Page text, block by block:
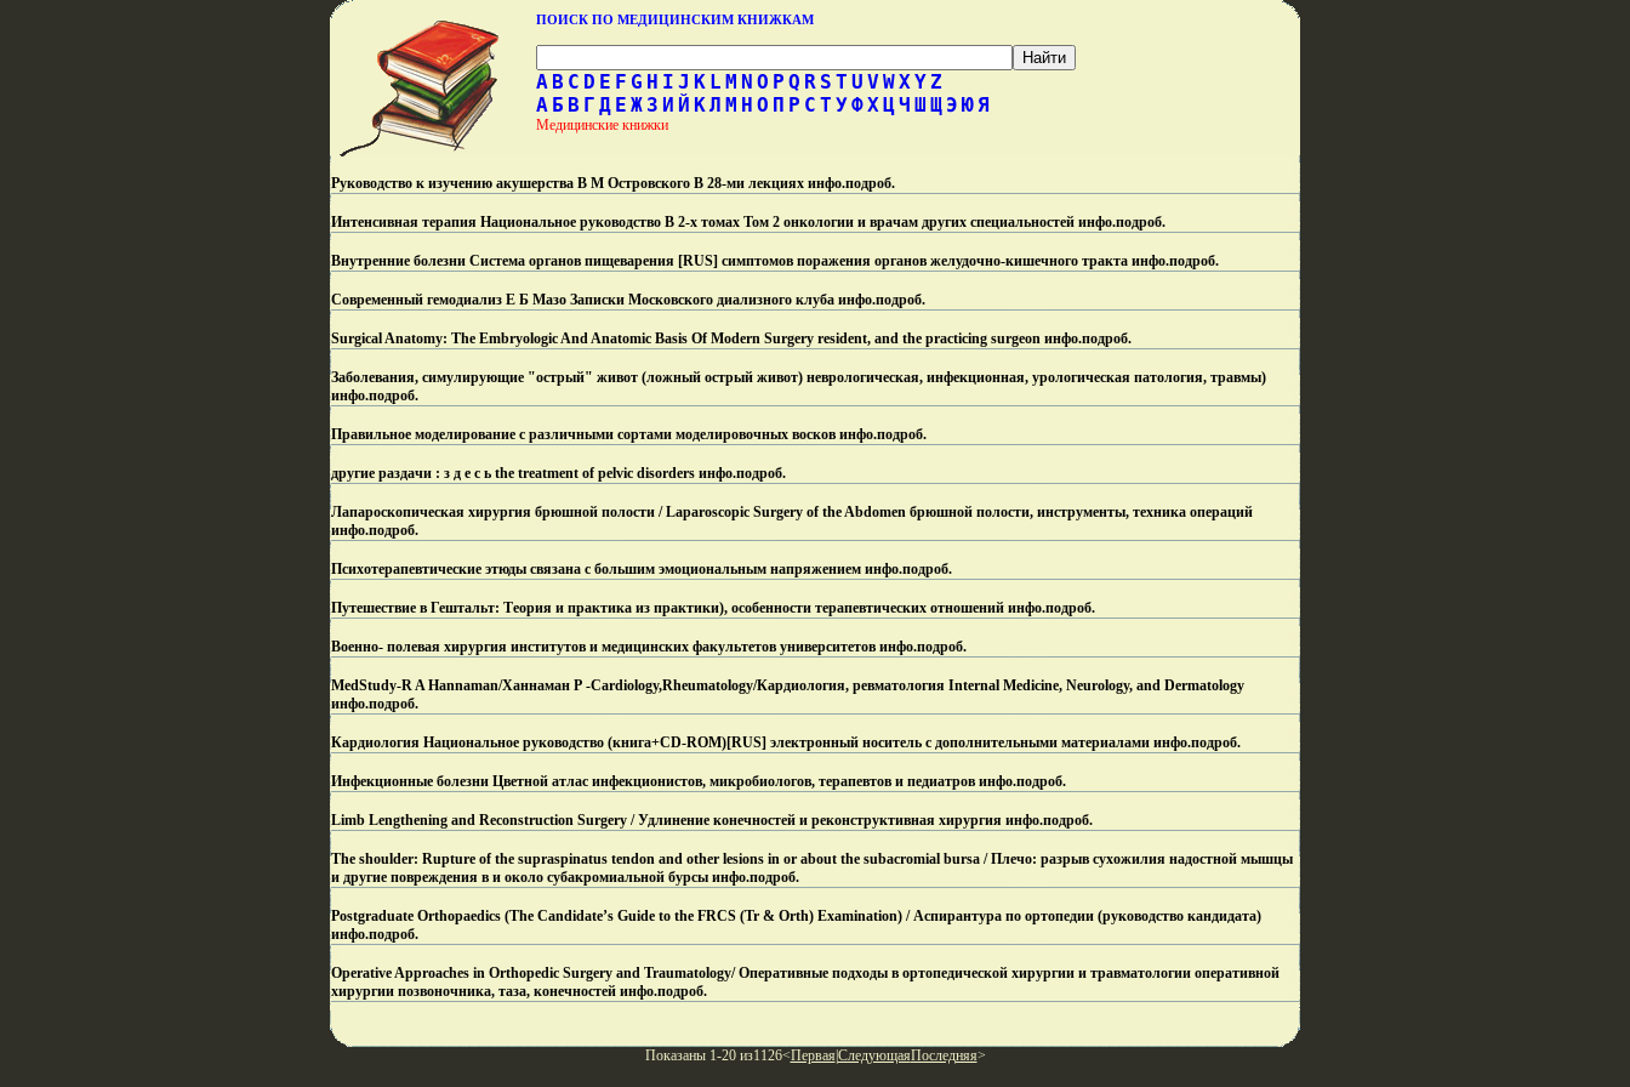
ПОИСК ПО МЕДИЦИНСКИМ КНИЖКАМ
A B C D E F G H I J K L M N O P Q R S T U V WXY Z
А Б В Г Д Е Ж З И Й КЛ М Н О П Р С Т УФХЦЧ Ш Щ Э ЮЯ
Медицинские книжки
Руководство к изучению акушерства В М Островского В 28-ми лекциях инфо.подроб.
Интенсивная терапия Национальное руководство В 2-х томах Том 2 онкологии и врачам других специальностей инфо.подроб.
Внутренние болезни Система органов пищеварения [RUS] симптомов поражения органов желудочно-кишечного тракта инфо.подроб.
Современный гемодиализ Е Б Мазо Записки Московского диализного клуба инфо.подроб.
Surgical Anatomy: The Embryologic And Anatomic Basis Of Modern Surgery resident, and the practicing surgeon инфо.подроб.
Заболевания, симулирующие "острый" живот (ложный острый живот) неврологическая, инфекционная, урологическая патология, травмы)
инфо.подроб.
Правильное моделирование с различными сортами моделировочных восков инфо.подроб.
другие раздачи : з д е с ь the treatment of pelvic disorders инфо.подроб.
Лапароскопическая хирургия брюшной полости / Laparoscopic Surgery of the Abdomen брюшной полости, инструменты, техника операций
инфо.подроб.
Психотерапевтические этюды связана с большим эмоциональным напряжением инфо.подроб.
Путешествие в Гештальт: Теория и практика из практики), особенности терапевтических отношений инфо.подроб.
Военно- полевая хирургия институтов и медицинских факультетов университетов инфо.подроб.
MedStudy-R A Hannaman/Ханнаман Р -Cardiology,Rheumatology/Кардиология, ревматология Internal Medicine, Neurology, and Dermatology
инфо.подроб.
Кардиология Национальное руководство (книга+CD-ROM)[RUS] электронный носитель с дополнительными материалами инфо.подроб.
Инфекционные болезни Цветной атлас инфекционистов, микробиологов, терапевтов и педиатров инфо.подроб.
Limb Lengthening and Reconstruction Surgery / Удлинение конечностей и реконструктивная хирургия инфо.подроб.
The shoulder: Rupture of the supraspinatus tendon and other lesions in or about the subacromial bursa / Плечо: разрыв сухожилия надостной мышцы
и другие повреждения в и около субакромиальной бурсы инфо.подроб.
Postgraduate Orthopaedics (The Candidate’s Guide to the FRCS (Tr & Orth) Examination) / Аспирантура по ортопедии (руководство кандидата)
инфо.подроб.
Operative Approaches in Orthopedic Surgery and Traumatology/ Оперативные подходы в ортопедической хирургии и травматологии оперативной
хирургии позвоночника, таза, конечностей инфо.подроб.
Показаны 1-20 из1126<Первая СледующаяПоследняя>